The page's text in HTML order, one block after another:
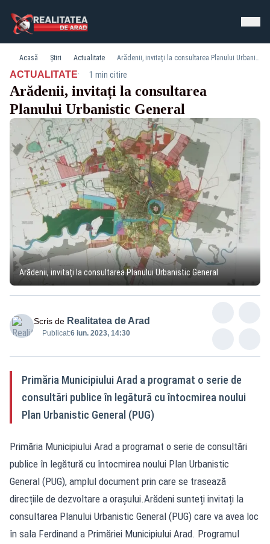
Acasă Știri Actualitate Arădenii, invitați la consultarea Planului Urbanistic General
ACTUALITATE· 1 min citire
Arădenii, invitați la consultarea
Planului Urbanistic General
Arădenii, invitați la consultarea Planului Urbanistic General
Scris de Realitatea de Arad
Publicat:6 iun. 2023, 14:30
Primăria Municipiului Arad a programat o serie de
consultări publice în legătură cu întocmirea noului
Plan Urbanistic General (PUG)
Primăria Municipiului Arad a programat o serie de consultări
publice în legătură cu întocmirea noului Plan Urbanistic
General (PUG), amplul document prin care se trasează
direcțiile de dezvoltare a orașului.Arădeni sunteți invitați la
consultarea Planului Urbanistic General (PUG) care va avea loc
în sala Ferdinand a Primăriei Municipiului Arad. Programul